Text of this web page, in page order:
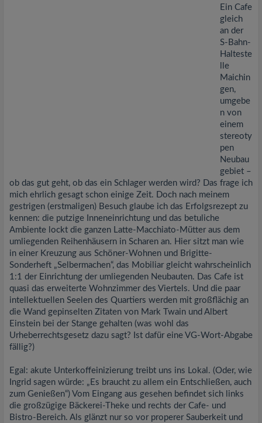
Ein Cafe
gleich
an der
S-Bahn-
Halteste
lle
Maichin
gen,
umgebe
n von
einem
stereoty
pen
Neubau
gebiet –
ob das gut geht, ob das ein Schlager werden wird? Das frage ich
mich ehrlich gesagt schon einige Zeit. Doch nach meinem
gestrigen (erstmaligen) Besuch glaube ich das Erfolgsrezept zu
kennen: die putzige Inneneinrichtung und das betuliche
Ambiente lockt die ganzen Latte-Macchiato-Mütter aus dem
umliegenden Reihenhäusern in Scharen an. Hier sitzt man wie
in einer Kreuzung aus Schöner-Wohnen und Brigitte-
Sonderheft „Selbermachen“, das Mobiliar gleicht wahrscheinlich
1:1 der Einrichtung der umliegenden Neubauten. Das Cafe ist
quasi das erweiterte Wohnzimmer des Viertels. Und die paar
intellektuellen Seelen des Quartiers werden mit großflächig an
die Wand gepinselten Zitaten von Mark Twain und Albert
Einstein bei der Stange gehalten (was wohl das
Urheberrechtsgesetz dazu sagt? Ist dafür eine VG-Wort-Abgabe
fällig?)
Egal: akute Unterkoffeinizierung treibt uns ins Lokal. (Oder, wie
Ingrid sagen würde: „Es braucht zu allem ein Entschließen, auch
zum Genießen“) Vom Eingang aus gesehen befindet sich links
die großzügige Bäckerei-Theke und rechts der Cafe- und
Bistro-Bereich. Als glänzt nur so vor properer Sauberkeit und